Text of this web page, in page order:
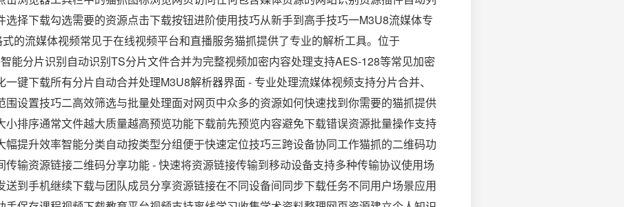
选择下载勾选需要的资源点击下载按钮进阶使用技巧从新手到高手技巧一M3U8流媒体专
的流媒体视频常见于在线视频平台和直播服务猫抓提供了专业的解析工具。位于
能分片识别自动识别TS分片文件合并为完整视频加密内容处理支持AES-128等常见加密
键下载所有分片自动合并处理M3U8解析器界面 - 专业处理流媒体视频支持分片合并、
围设置技巧二高效筛选与批量处理面对网页中众多的资源如何快速找到你需要的猫抓提供
小排序通常文件越大质量越高预览功能下载前先预览内容避免下载错误资源批量操作支持
幅提升效率智能分类自动按类型分组便于快速定位技巧三跨设备协同工作猫抓的二维码功
传输资源链接二维码分享功能 - 快速将资源链接传输到移动设备支持多种传输协议使用场
送到手机继续下载与团队成员分享资源链接在不同设备间同步下载任务不同用户场景应用